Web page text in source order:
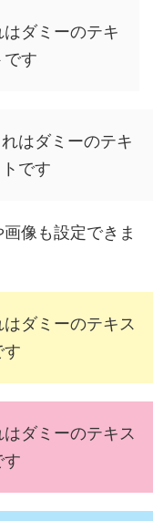
ダミーのテキ
です
はダミーのテキ
です
像も設定できま
ダミーのテキス
す
ダミーのテキス
す